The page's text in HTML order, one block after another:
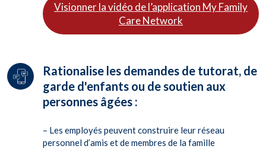
Visionner la vidéo de l’application My Family
Care Network
Rationalise les demandes de tutorat, de
garde d'enfants ou de soutien aux
personnes âgées :
– Les employés peuvent construire leur réseau
personnel d’amis et de membres de la famille